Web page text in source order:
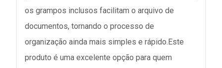
os grampos inclusos facilitam o arquivo de
documentos, tornando o processo de
organização ainda mais simples e rápido.Este
produto é uma excelente opção para quem